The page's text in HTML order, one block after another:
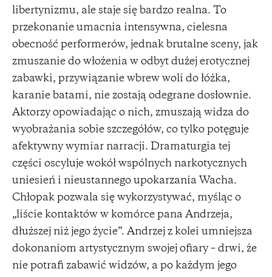
libertynizmu, ale staje się bardzo realna. To
przekonanie umacnia intensywna, cielesna
obecność performerów, jednak brutalne sceny, jak
zmuszanie do włożenia w odbyt dużej erotycznej
zabawki, przywiązanie wbrew woli do łóżka,
karanie batami, nie zostają odegrane dosłownie.
Aktorzy opowiadając o nich, zmuszają widza do
wyobrażania sobie szczegółów, co tylko potęguje
afektywny wymiar narracji. Dramaturgia tej
części oscyluje wokół wspólnych narkotycznych
uniesień i nieustannego upokarzania Wacha.
Chłopak pozwala się wykorzystywać, myśląc o
„liście kontaktów w komórce pana Andrzeja,
dłuższej niż jego życie”. Andrzej z kolei umniejsza
dokonaniom artystycznym swojej ofiary – drwi, że
nie potrafi zabawić widzów, a po każdym jego